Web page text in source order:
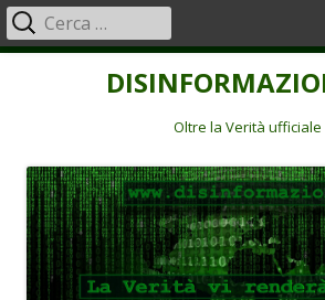
Oltre la Verità ufficiale
Menu
principale
Ricerca
per: